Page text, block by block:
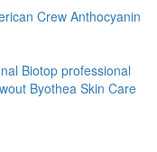
CrewAnthocyanin
Biotop professional
Byothea Skin Care